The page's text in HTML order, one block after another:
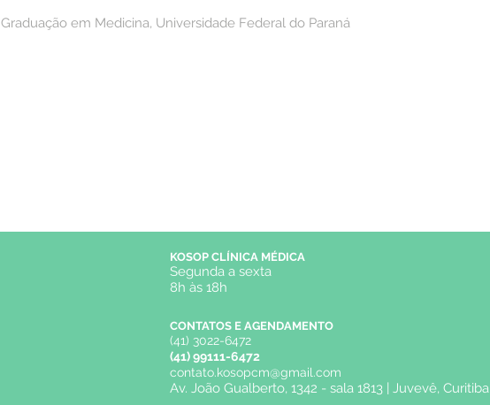
Graduação em Medicina, Universidade Federal do Paraná
KOSOP CLÍNICA MÉDICA
Segunda a sexta
8h às 18h
CONTATOS E AGENDAMENTO
(41) 3022-6472
(41) 99111-6472
contato.kosopcm@gmail.com
Av. João Gualberto, 1342 - sala 1813 | Juvevê, Curitiba